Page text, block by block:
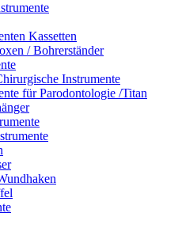
Kassetten
/ Bohrerständer
Instrumente
für Parodontologie /Titan